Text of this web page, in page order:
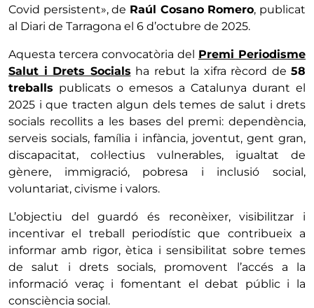
Covid persistent», de Raúl Cosano Romero, publicat
al Diari de Tarragona el 6 d’octubre de 2025.
Aquesta tercera convocatòria del Premi Periodisme
Salut i Drets Socials ha rebut la xifra rècord de 58
treballs publicats o emesos a Catalunya durant el
2025 i que tracten algun dels temes de salut i drets
socials recollits a les bases del premi: dependència,
serveis socials, família i infància, joventut, gent gran,
discapacitat, col·lectius vulnerables, igualtat de
gènere, immigració, pobresa i inclusió social,
voluntariat, civisme i valors.
L’objectiu del guardó és reconèixer, visibilitzar i
incentivar el treball periodístic que contribueix a
informar amb rigor, ètica i sensibilitat sobre temes
de salut i drets socials, promovent l’accés a la
informació veraç i fomentant el debat públic i la
consciència social.